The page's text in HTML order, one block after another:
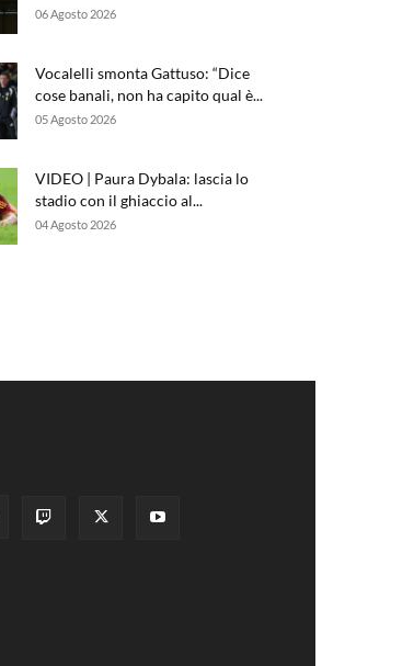
06 Agosto 2026
Vocalelli smonta Gattuso: “Dice
cose banali, non ha capito qual è...
05 Agosto 2026
VIDEO | Paura Dybala: lascia lo
stadio con il ghiaccio al...
04 Agosto 2026